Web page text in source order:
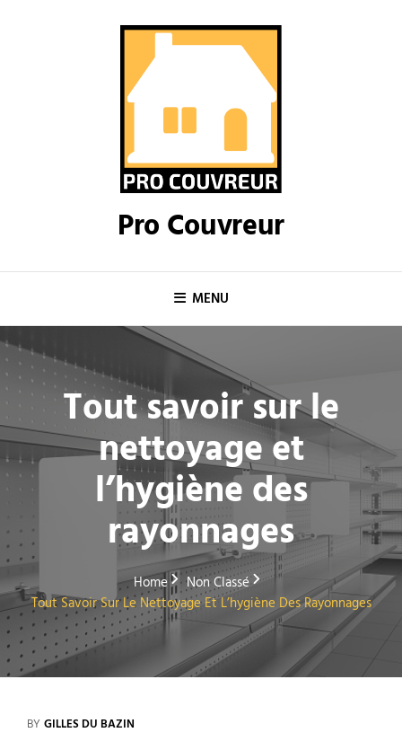
Pro Couvreur
MENU
Tout savoir sur le
nettoyage et
l’hygiène des
rayonnages
Home
Non Classé
Tout Savoir Sur Le Nettoyage Et L’hygiène Des Rayonnages
BY GILLES DU BAZIN